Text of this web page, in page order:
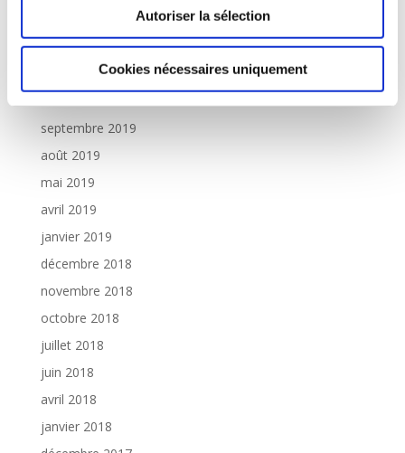
Autoriser la sélection
Cookies nécessaires uniquement
juin 2020
janvier 2020
septembre 2019
août 2019
mai 2019
avril 2019
janvier 2019
décembre 2018
novembre 2018
octobre 2018
juillet 2018
juin 2018
avril 2018
janvier 2018